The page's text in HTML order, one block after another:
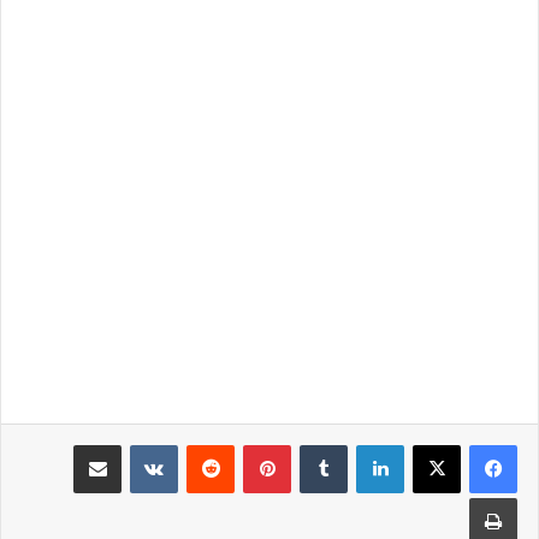
لينكدإن بينتيريست
مشاركة عبر البريد
طباعة